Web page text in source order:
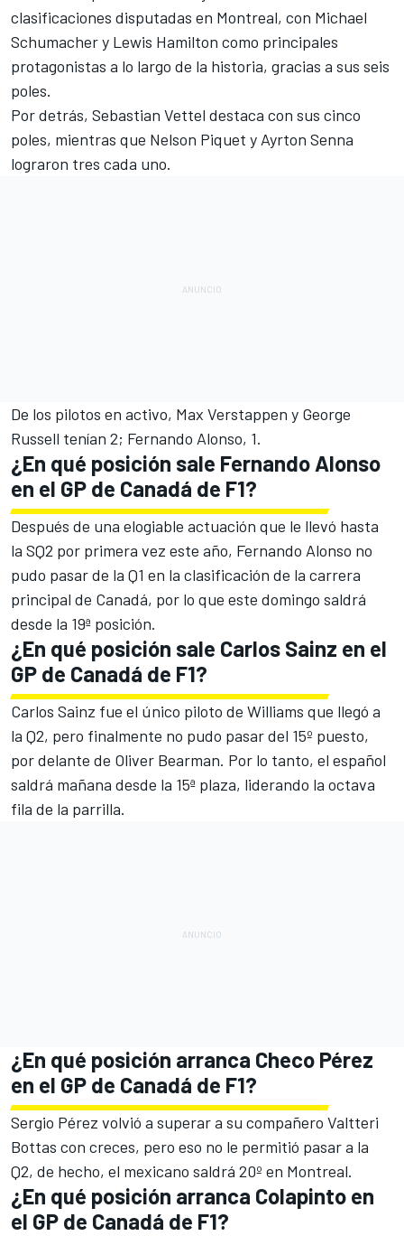
clasificaciones disputadas en Montreal, con Michael
Schumachery Lewis Hamilton como principales
protagonistas a lo largo de la historia, gracias a sus seis
poles.
Por detrás, Sebastian Vettel destaca con sus cinco
poles, mientras que Nelson Piquet y Ayrton Senna
lograron tres cada uno.
De los pilotos en activo, Max Verstappen y George
Russell tenían 2; Fernando Alonso, 1.
¿En qué posición sale Fernando Alonso
en el GP de Canadá de F1?
Después de una elogiable actuación que le llevó hasta
la SQ2 por primera vez este año, Fernando Alonso no
pudo pasar de la Q1 en la clasificación de la carrera
principal de Canadá, por lo que este domingo saldrá
desde la 19ª posición.
¿En qué posición sale Carlos Sainz en el
GP de Canadá de F1?
Carlos Sainz fue el único piloto de Williams que llegó a
la Q2, pero finalmente no pudo pasar del 15º puesto,
por delante de Oliver Bearman. Por lo tanto, el español
saldrá mañana desde la 15ª plaza, liderando la octava
fila de la parrilla.
¿En qué posición arranca Checo Pérez
en el GP de Canadá de F1?
Sergio Pérez volvió a superar a su compañero Valtteri
Bottas con creces, pero eso no le permitió pasar a la
Q2, de hecho, el mexicano saldrá 20º en Montreal.
¿En qué posición arranca Colapinto en
el GP de Canadá de F1?